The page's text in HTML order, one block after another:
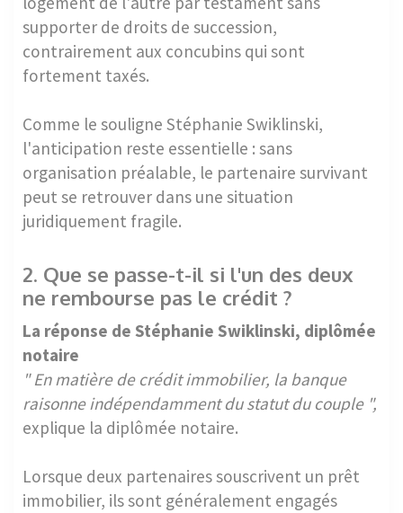
supporter de droits de succession,
contrairement aux concubins qui sont
fortement taxés.
Comme le souligne Stéphanie Swiklinski,
l'anticipation reste essentielle : sans
organisation préalable, le partenaire survivant
peut se retrouver dans une situation
juridiquement fragile.
2. Que se passe-t-il si l'un des deux
ne rembourse pas le crédit ?
La réponse de Stéphanie Swiklinski, diplômée
notaire
" En matière de crédit immobilier, la banque
raisonne indépendamment du statut du couple ",
explique la diplômée notaire.
Lorsque deux partenaires souscrivent un prêt
immobilier, ils sont généralement engagés